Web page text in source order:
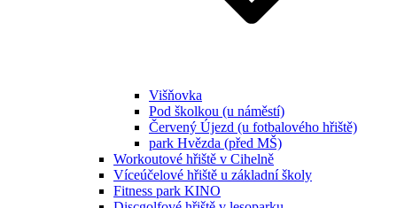
Višňovka
Pod školkou (u náměstí)
Červený Újezd (u fotbalového hřiště)
park Hvězda (před MŠ)
Workoutové hřiště v Cihelně
Víceúčelové hřiště u základní školy
Fitness park KINO